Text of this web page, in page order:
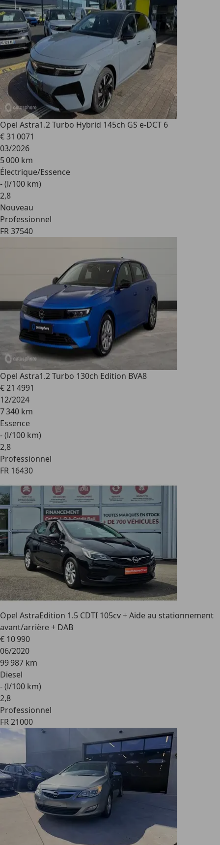
Opel Astra1.2 Turbo Hybrid 145ch GS e-DCT 6
€ 31 0071
03/2026
5 000 km
Électrique/Essence
- (l/100 km)
2,8
Nouveau
Professionnel
FR 37540
Opel Astra1.2 Turbo 130ch Edition BVA8
€ 21 4991
12/2024
7 340 km
Essence
- (l/100 km)
2,8
Professionnel
FR 16430
Opel AstraEdition 1.5 CDTI 105cv + Aide au stationnement
avant/arrière + DAB
€ 10 990
06/2020
99 987 km
Diesel
- (l/100 km)
2,8
Professionnel
FR 21000